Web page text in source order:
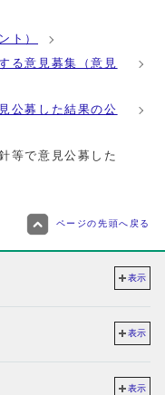
ト）
る意見募集（意見
公募した結果の公
等で意見公募した
ページの先頭へ戻る
表示
表示
表示